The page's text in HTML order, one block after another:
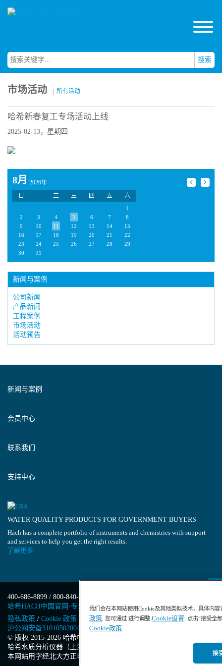
搜索
市场活动 所有活动
哈希新春复工专场活动上线
2025-02-13，星期四
8月
2026年
日
一 二 三 四 五 六
1
2
3 4 5 6 7
8
9
10 11 12 13 14
15
16
17 18 19 20 21
22
23
24 25 26 27 28
29
30
31
新闻与案例
公司新闻
产品新闻
工程案例
市场活动
活动预告
新闻与案例
会员中心
联系我们
支持中心
WATER QUALITY PRODUCTS FOR GOVERNMENT BUYERS
Hach has a complete portfolio of instruments and chemistries with support
and services to help you get the right results.
了解更多
400-686-8899 / 800-840-6026
哈希HACH中国官网-专业水质分析仪器
隐私政策 / Cookie 政策 / Cookie 设置/沪ICP备13034148号-4/
沪公网安备31010502004971号/沪(浦)应急管危经许[2023]201871
© 版权 2015-2026 哈希中国版权所有
哈希水质分析仪器（上海）有限公司
本网站用字经北大方正电子有限公司授权许可
我们会在本网站使用Cookie及其他类似技术，具体内
政策, 您可通过 进行调整 Cookie设置. 点击“接受全
Cookie政策.
接